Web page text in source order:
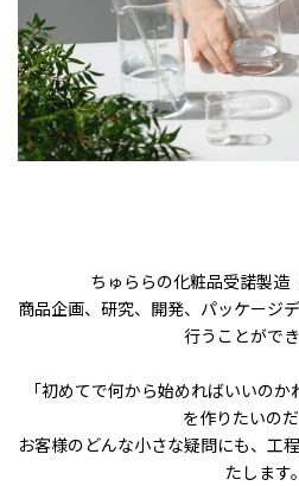
ちゅららの化粧品受諾製造
商品企画、研究、開発、パッケージ
行うことができ
「初めてで何から始めればいいの
を作りたいのだ
お客様のどんな小さな疑問にも、工
たします。